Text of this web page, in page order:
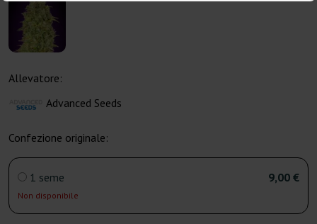
Allevatore:
Advanced Seeds
Confezione originale:
1 seme
Non disponibile
9,00 €